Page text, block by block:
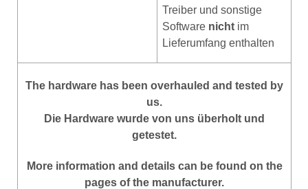
Treiber und sonstige
Software nicht im
Lieferumfang enthalten
The hardware has been overhauled and tested by
us.
Die Hardware wurde von uns überholt und
getestet.
More information and details can be found on the
pages of the manufacturer.